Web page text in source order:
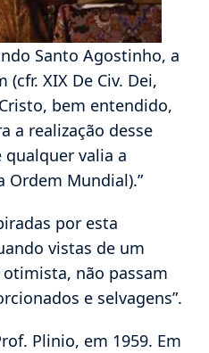
Santo Agostinho, a
XIX De Civ. Dei,
bem entendido,
a realização desse
qualquer valia a
Ordem Mundial).”
por esta
vistas de um
não passam
e selvagens”.
Plinio, em 1959. Em